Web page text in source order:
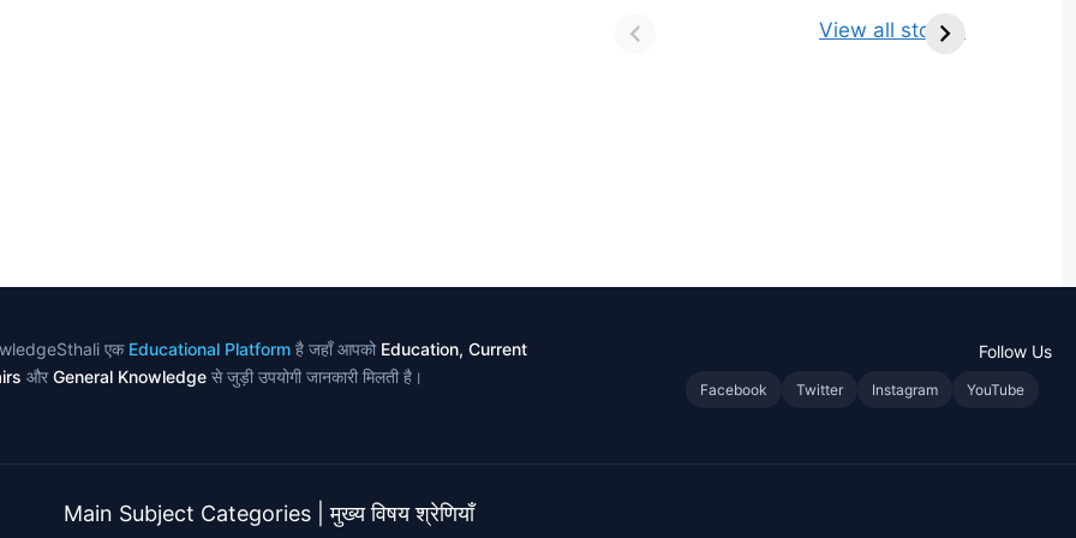
View all stories
किसे कहते है? परिभाषा,
ज्योतिर्लिंग | नाम, स्थान एवं
एक Educational Platform है जहाँ आपको Education, Current
और General Knowledge से जुड़ी उपयोगी जानकारी मिलती है।
Follow Us
Facebook Twitter Instagram YouTube
Main Subject Categories | मुख्य विषय श्रेणियाँ